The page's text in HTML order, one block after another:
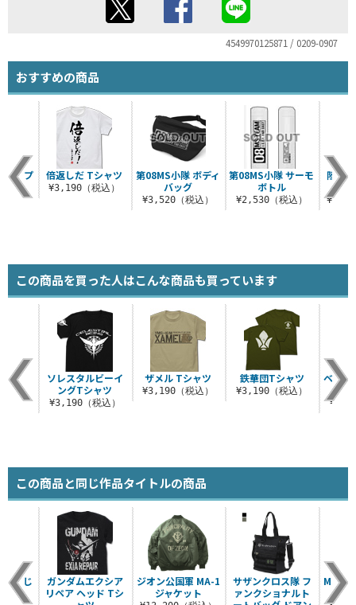
4549970125871 / 0209-0907
おすすめの商品
第08MS小隊 ボディ
バッグ
¥3,520（税込）
第08MS小隊 サーモ
ボトル
¥2,530（税込）
陸戦
ッ
ジップ
込）
倍返しだ Tシャツ
¥3,190（税込）
この商品を買った人はこんな商品も買っています
ザメル Tシャツ
¥3,190（税込）
鉄華団Tシャツ
¥3,190（税込）
ベアッ
ム
ャツ
込）
ソレスタルビーイ
ングTシャツ
¥3,190（税込）
この商品と同じ作品タイトルの商品
ジオン公国軍 MA-1
ジャケット
サザンクロス隊 フ
ァンクショナルト
MSN-
伊達じ
ャツ
ガンダムエクシア
リペア ヘッド Tシ